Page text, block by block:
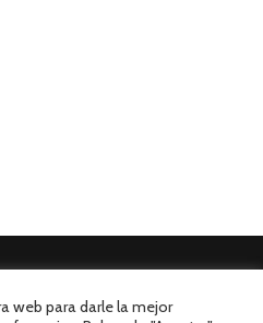
web para darle la mejor